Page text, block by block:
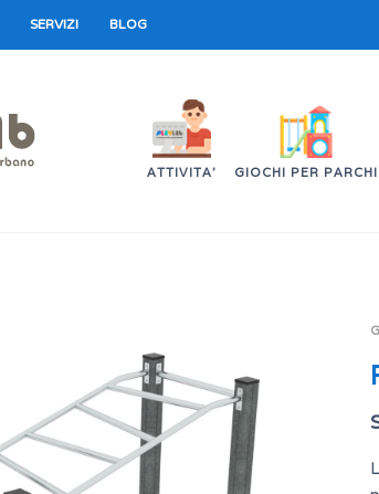
SERVIZI BLOG
ATTIVITA’ GIOCHI PER PARCHI